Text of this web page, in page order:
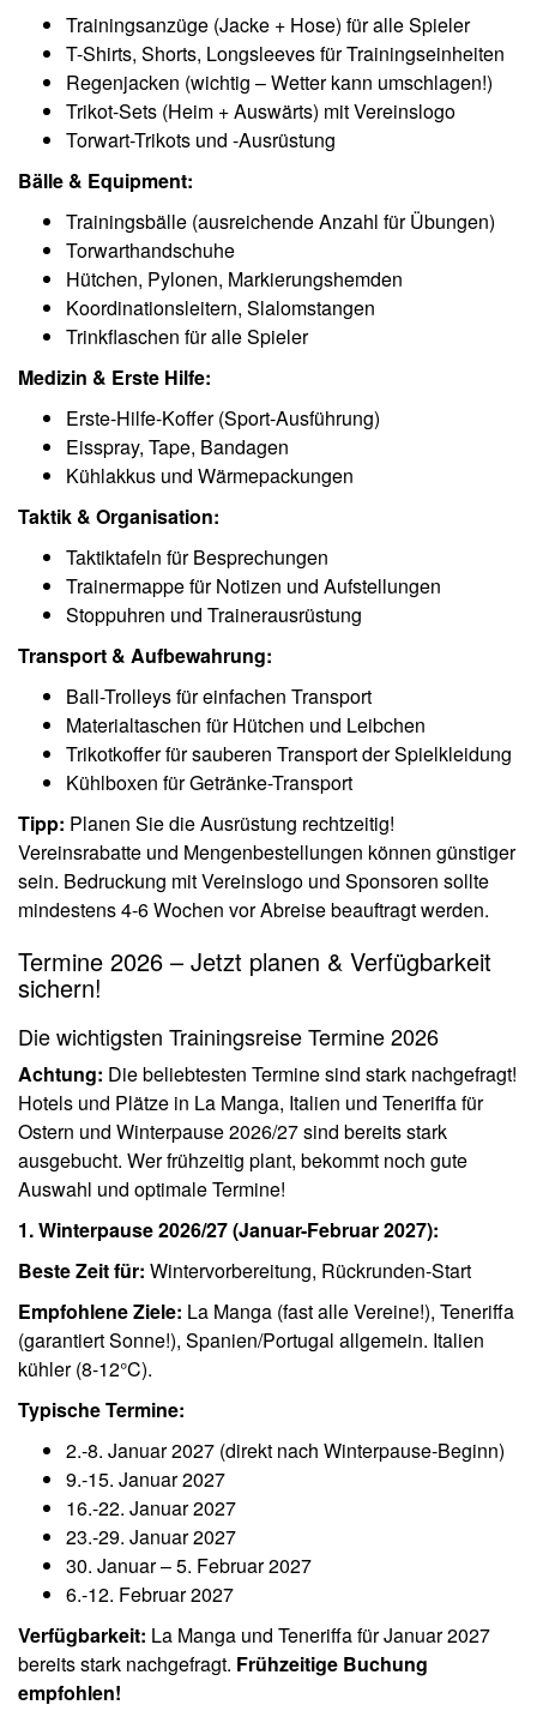
Trainingsanzüge (Jacke + Hose) für alle Spieler
T-Shirts, Shorts, Longsleeves für Trainingseinheiten
Regenjacken (wichtig – Wetter kann umschlagen!)
Trikot-Sets (Heim + Auswärts) mit Vereinslogo
Torwart-Trikots und -Ausrüstung
Bälle & Equipment:
Trainingsbälle (ausreichende Anzahl für Übungen)
Torwarthandschuhe
Hütchen, Pylonen, Markierungshemden
Koordinationsleitern, Slalomstangen
Trinkflaschen für alle Spieler
Medizin & Erste Hilfe:
Erste-Hilfe-Koffer (Sport-Ausführung)
Eisspray, Tape, Bandagen
Kühlakkus und Wärmepackungen
Taktik & Organisation:
Taktiktafeln für Besprechungen
Trainermappe für Notizen und Aufstellungen
Stoppuhren und Trainerausrüstung
Transport & Aufbewahrung:
Ball-Trolleys für einfachen Transport
Materialtaschen für Hütchen und Leibchen
Trikotkoffer für sauberen Transport der Spielkleidung
Kühlboxen für Getränke-Transport
Tipp: Planen Sie die Ausrüstung rechtzeitig!
Vereinsrabatte und Mengenbestellungen können günstiger
sein. Bedruckung mit Vereinslogo und Sponsoren sollte
mindestens 4-6 Wochen vor Abreise beauftragt werden.
Termine 2026 – Jetzt planen & Verfügbarkeit
sichern!
Die wichtigsten Trainingsreise Termine 2026
Achtung: Die beliebtesten Termine sind stark nachgefragt!
Hotels und Plätze in La Manga, Italien und Teneriffa für
Ostern und Winterpause 2026/27 sind bereits stark
ausgebucht. Wer frühzeitig plant, bekommt noch gute
Auswahl und optimale Termine!
1. Winterpause 2026/27 (Januar-Februar 2027):
Beste Zeit für: Wintervorbereitung, Rückrunden-Start
Empfohlene Ziele: La Manga (fast alle Vereine!), Teneriffa
(garantiert Sonne!), Spanien/Portugal allgemein. Italien
kühler (8-12°C).
Typische Termine:
2.-8. Januar 2027 (direkt nach Winterpause-Beginn)
9.-15. Januar 2027
16.-22. Januar 2027
23.-29. Januar 2027
30. Januar – 5. Februar 2027
6.-12. Februar 2027
Verfügbarkeit: La Manga und Teneriffa für Januar 2027
bereits stark nachgefragt. Frühzeitige Buchung
empfohlen!